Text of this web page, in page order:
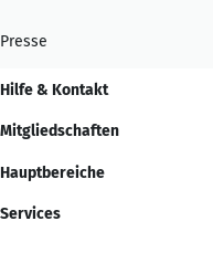
Presse
Hilfe & Kontakt
Mitgliedschaften
Hauptbereiche
Services